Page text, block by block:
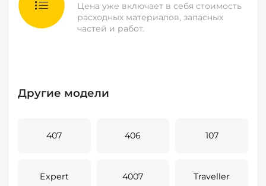
Цена уже включает в себя стоимость
расходных материалов, запасных
частей и работ.
Другие модели
407 406 107
Expert 4007 Traveller